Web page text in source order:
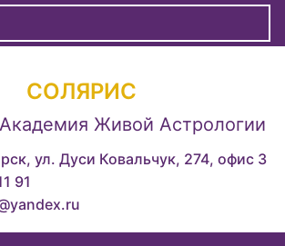
СОЛЯРИС
Живой Астрологии
ул. Дуси Ковальчук, 274, офис 3
91